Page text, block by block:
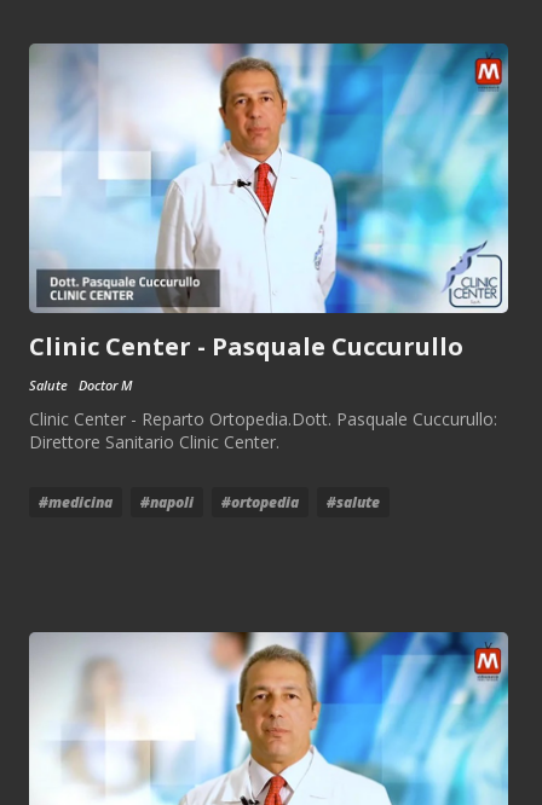
Clinic Center - Pasquale Cuccurullo
Salute Doctor M
Clinic Center - Reparto Ortopedia.Dott. Pasquale Cuccurullo:
Direttore Sanitario Clinic Center.
#medicina #napoli #ortopedia #salute